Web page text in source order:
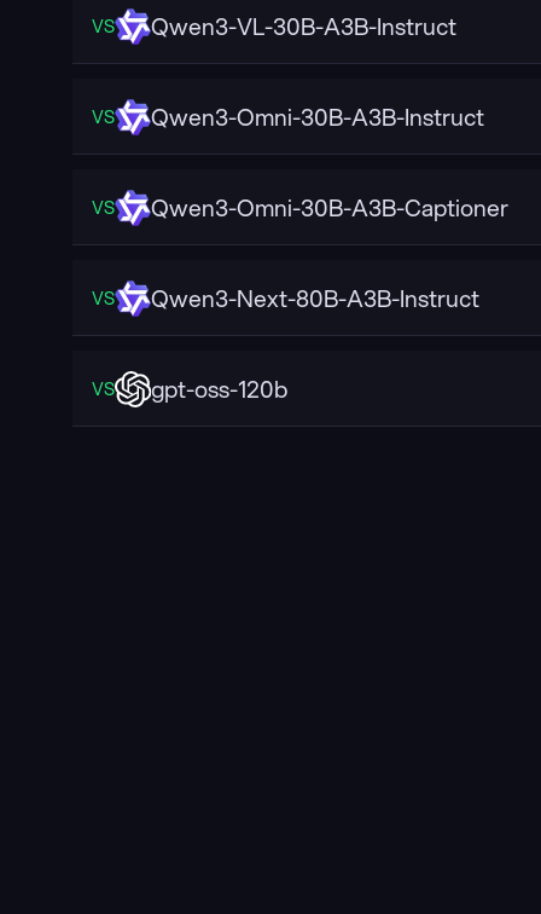
VS Qwen3-VL-30B-A3B-Instruct
VS Qwen3-Omni-30B-A3B-Instruct
VS Qwen3-Omni-30B-A3B-Captioner
VS Qwen3-Next-80B-A3B-Instruct
VS gpt-oss-120b